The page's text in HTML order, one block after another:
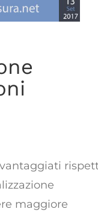
maggiore